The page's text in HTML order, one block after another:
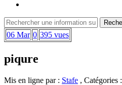
06 Mar 0 395 vues
piqure
Mis en ligne par : Stafe , Catégories :